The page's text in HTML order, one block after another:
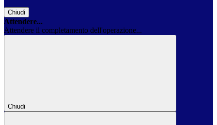
Chiudi
Attendere...
Attendere il completamento dell'operazione...
Chiudi